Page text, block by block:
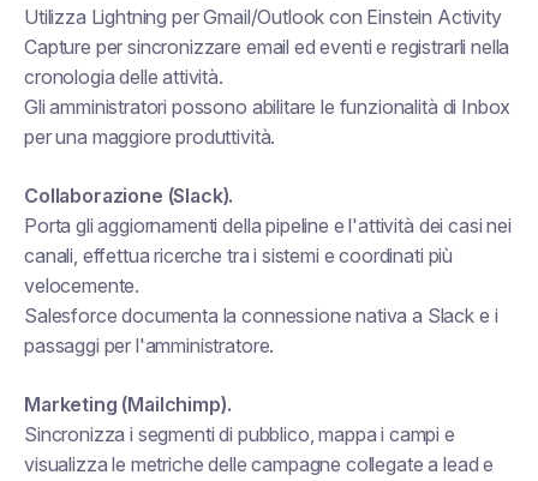
Utilizza Lightning per Gmail/Outlook con Einstein Activity
Capture per sincronizzare email ed eventi e registrarli nella
cronologia delle attività.
Gli amministratori possono abilitare le funzionalità di Inbox
per una maggiore produttività.
Collaborazione (Slack).
Porta gli aggiornamenti della pipeline e l'attività dei casi nei
canali, effettua ricerche tra i sistemi e coordinati più
velocemente.
Salesforce documenta la connessione nativa a Slack e i
passaggi per l'amministratore.
Marketing (Mailchimp).
Sincronizza i segmenti di pubblico, mappa i campi e
visualizza le metriche delle campagne collegate a lead e